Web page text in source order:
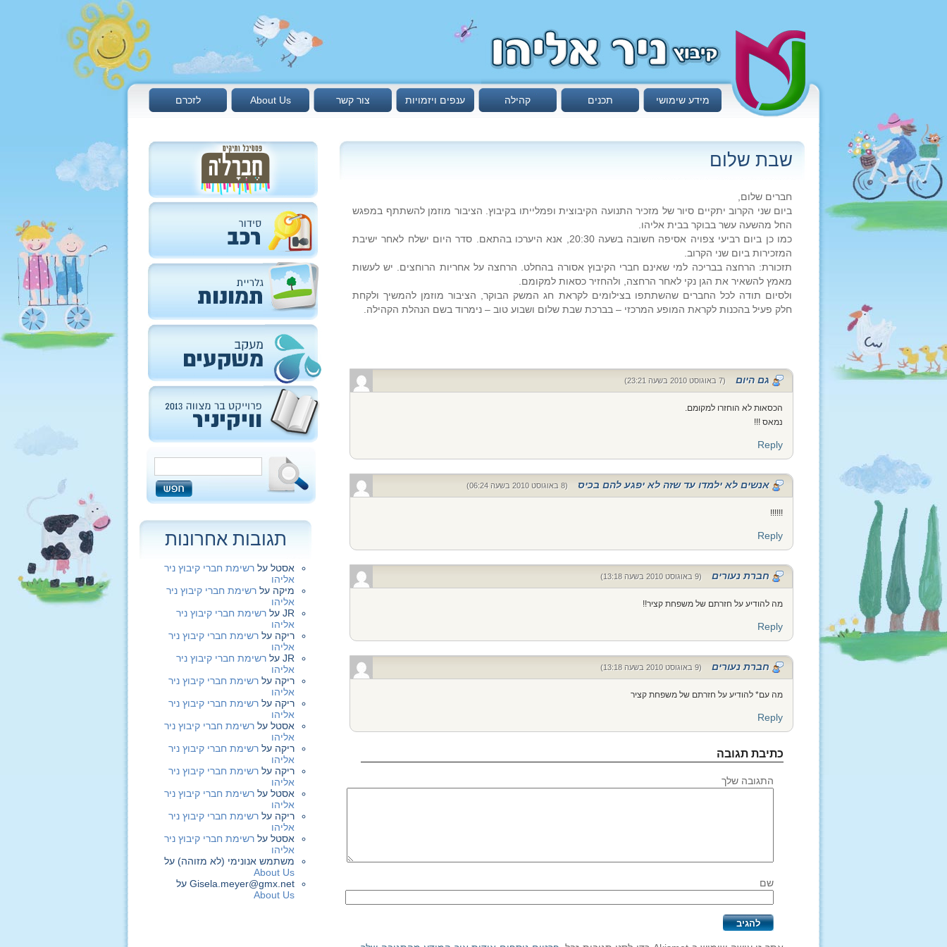
לזכרם About Us צור קשר ענפים ויזמויות קהילה תכנים מידע שימושי
שבת שלום
חברים שלום,
ביום שני הקרוב יתקיים סיור של מזכיר התנועה הקיבוצית ופמלייתו בקיבוץ. הציבור מוזמן להשתתף במפגש
החל מהשעה עשר בבוקר בבית אליהו.
כמו כן ביום רביעי צפויה אסיפה חשובה בשעה 20:30, אנא היערכו בהתאם. סדר היום ישלח לאחר ישיבת
המזכירות ביום שני הקרוב.
תזכורת: הרחצה בבריכה למי שאינם חברי הקיבוץ אסורה בהחלט. הרחצה על אחריות הרוחצים. יש לעשות
מאמץ להשאיר את הגן נקי לאחר הרחצה, ולהחזיר כסאות למקומם.
ולסיום תודה לכל החברים שהשתתפו בצילומים לקראת חג המשק הבוקר, הציבור מוזמן להמשיך ולקחת
חלק פעיל בהכנות לקראת המופע המרכזי – בברכת שבת שלום ושבוע טוב – נימרוד בשם הנהלת הקהילה.
גם היום (7 באוגוסט 2010 בשעה 23:21)
הכסאות לא הוחזרו למקומם.
נמאס !!!
Reply
אנשים לא ילמדו עד שזה לא יפגע להם בכיס (8 באוגוסט 2010 בשעה 06:24)
!!!!!!
Reply
חברת נעורים (9 באוגוסט 2010 בשעה 13:18)
מה להודיע על חזרתם של משפחת קציר!!
Reply
חברת נעורים (9 באוגוסט 2010 בשעה 13:18)
מה עם* להודיע על חזרתם של משפחת קציר
Reply
כתיבת תגובה
התגובה שלך
שם
תגובות אחרונות
אסטל על רשימת חברי קיבוץ ניר
אליהו
מיקה על רשימת חברי קיבוץ ניר
אליהו
JR על רשימת חברי קיבוץ ניר
אליהו
ריקה על רשימת חברי קיבוץ ניר
אליהו
JR על רשימת חברי קיבוץ ניר
אליהו
ריקה על רשימת חברי קיבוץ ניר
אליהו
ריקה על רשימת חברי קיבוץ ניר
אליהו
אסטל על רשימת חברי קיבוץ ניר
אליהו
ריקה על רשימת חברי קיבוץ ניר
אליהו
ריקה על רשימת חברי קיבוץ ניר
אליהו
אסטל על רשימת חברי קיבוץ ניר
אליהו
ריקה על רשימת חברי קיבוץ ניר
אליהו
אסטל על רשימת חברי קיבוץ ניר
אליהו
משתמש אנונימי (לא מזוהה) על
About Us
Gisela.meyer@gmx.net על
About Us